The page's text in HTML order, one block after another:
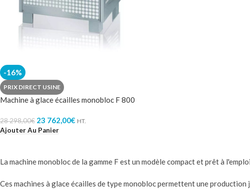
-16%
PRIX DIRECT USINE
Machine à glace écailles monobloc F 800
28 298,00€ 23 762,00€ HT.
Ajouter Au Panier
La machine monobloc de la gamme F est un modèle compact et prêt à
Ces machines à glace écailles de type monobloc permettent une